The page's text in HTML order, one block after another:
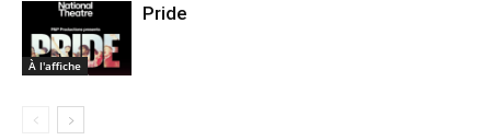
À l'affiche
Pride